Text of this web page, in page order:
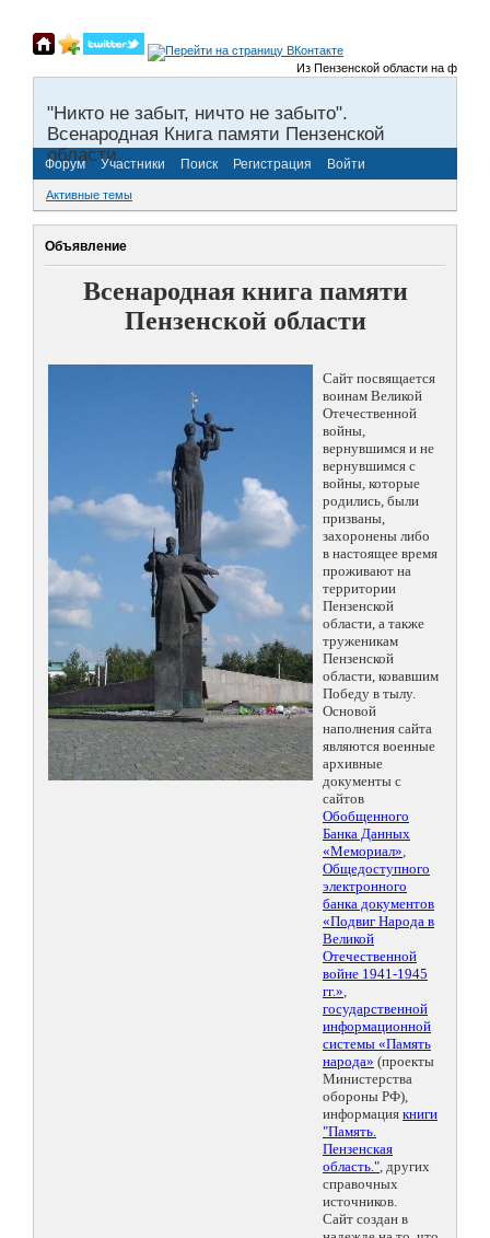
Из Пензенской области на фронты
"Никто не забыт, ничто не забыто".
Всенародная Книга памяти Пензенской
области.
Форум Участники Поиск Регистрация Войти
Активные темы
Объявление
Всенародная книга памяти
Пензенской области
Сайт посвящается
воинам Великой
Отечественной
войны,
вернувшимся и не
вернувшимся с
войны, которые
родились, были
призваны,
захоронены либо
в настоящее время
проживают на
территории
Пензенской
области, а также
труженикам
Пензенской
области, ковавшим
Победу в тылу.
Основой
наполнения сайта
являются военные
архивные
документы с
сайтов
Обобщенного
Банка Данных
«Мемориал»,
Общедоступного
электронного
банка документов
«Подвиг Народа в
Великой
Отечественной
войне 1941-1945
гг.»,
государственной
информационной
системы «Память
народа» (проекты
Министерства
обороны РФ),
информация книги
"Память.
Пензенская
область.", других
справочных
источников.
Сайт создан в